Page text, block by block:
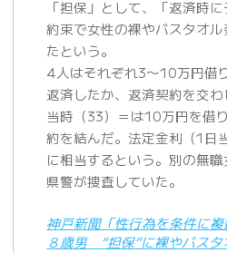
「担保」として、「返済時
約束で女性の裸やバスタオ
たという。
4人はそれぞれ3〜10万円借
返済したか、返済契約を交
当時（33）＝は10万円を借
約を結んだ。法定金利（1日
に相当するという。別の無
県警が捜査していた。
神戸新聞「性行為を条件に
８歳男 “担保”に裸やバスタ